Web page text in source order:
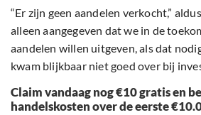
“Er zijn geen aandelen verkocht,”
alleen aangegeven dat we in de
aandelen willen uitgeven, als dat
kwam blijkbaar niet goed over bij
Claim vandaag nog €10 gratis en
handelskosten over de eerste